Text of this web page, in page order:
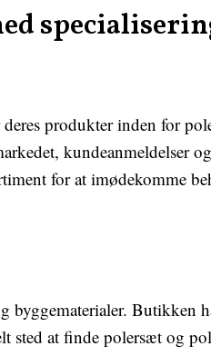
produkter inden for
kundeanmeldelser
for at imødekomme
Butikken
sted at finde polersæt og